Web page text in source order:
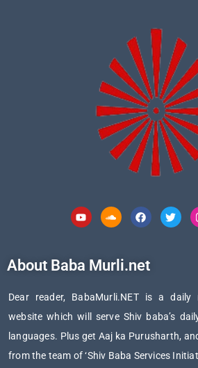
YoutubeSoundcloud
Facebook
About Baba Murli.net
Dear reader, BabaMurli.NET is a
website which will serve Shiv baba’s
languages. Plus get Aaj ka Purusharth,
from the team of ‘Shiv Baba Services